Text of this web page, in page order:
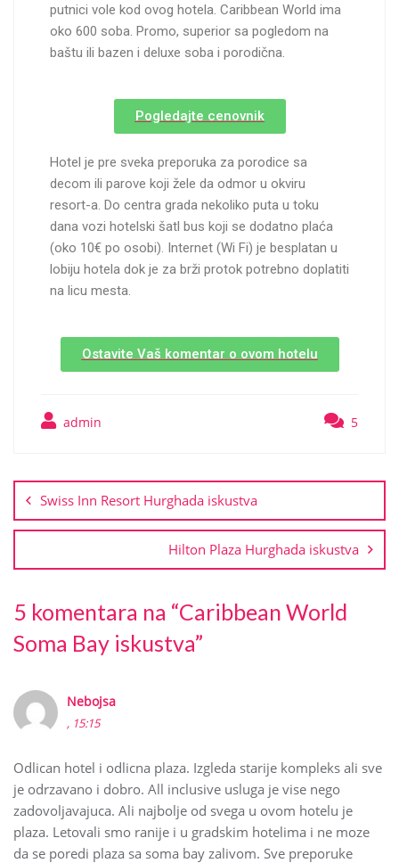
putnici vole kod ovog hotela. Caribbean World ima
oko 600 soba. Promo, superior sa pogledom na
baštu ili bazen i deluxe soba i porodična.
Pogledajte cenovnik
Hotel je pre sveka preporuka za porodice sa
decom ili parove koji žele da odmor u okviru
resort-a. Do centra grada nekoliko puta u toku
dana vozi hotelski šatl bus koji se dodatno plaća
(oko 10€ po osobi). Internet (Wi Fi) je besplatan u
lobiju hotela dok je za brži protok potrebno doplatiti
na licu mesta.
Ostavite Vaš komentar o ovom hotelu
admin 5
Swiss Inn Resort Hurghada iskustva
Hilton Plaza Hurghada iskustva
5 komentara na “Caribbean World
Soma Bay iskustva”
Nebojsa
, 15:15
Odlican hotel i odlicna plaza. Izgleda starije kompleks ali sve
je odrzavano i dobro. All inclusive usluga je vise nego
zadovoljavajuca. Ali najbolje od svega u ovom hotelu je
plaza. Letovali smo ranije i u gradskim hotelima i ne moze
da se poredi plaza sa soma bay zalivom. Sve preporuke